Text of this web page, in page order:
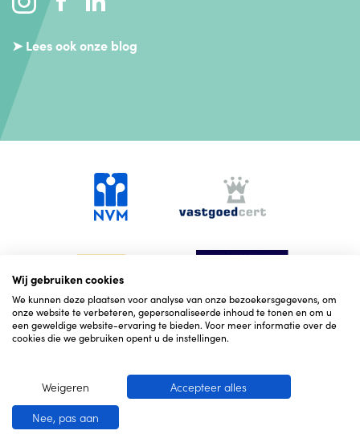
➤ Lees ook onze blog
© 2026 Hekking NVM Makelaars
maatregelen
Wij gebruiken cookies
We kunnen deze plaatsen voor analyse van onze bezoekersgegevens, om
onze website te verbeteren, gepersonaliseerde inhoud te tonen en om u
een geweldige website-ervaring te bieden. Voor meer informatie over de
cookies die we gebruiken opent u de instellingen.
Weigeren
Accepteer alles
Nee, pas aan